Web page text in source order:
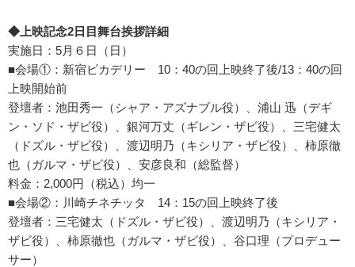
◆上映記念2日目舞台挨拶詳細
実施日：5月６日（日）
■会場①：新宿ピカデリー 10：40の回上映終了後/13：40の回
上映開始前
登壇者：池田秀一（シャア・アズナブル役）、浦山 迅（デギ
ン・ソド・ザビ役）、銀河万丈（ギレン・ザビ役）、三宅健太
（ドズル・ザビ役）、渡辺明乃（キシリア・ザビ役）、柿原徹
也（ガルマ・ザビ役）、安彦良和（総監督）
料金：2,000円（税込）均一
■会場②：川崎チネチッタ 14：15の回上映終了後
登壇者：三宅健太（ドズル・ザビ役）、渡辺明乃（キシリア・
ザビ役）、柿原徹也（ガルマ・ザビ役）、谷口理（プロデュー
サー）